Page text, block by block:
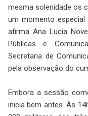
mesma solenidade os
um momento
afirma Ana Lucia
Públicas e
Secretaria de
pela observação do
Embora a sessão
inicia bem antes. Às